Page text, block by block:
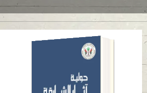
حولية آثار الشارقة 12
قراءة باللغة
العربية
الإنجليزية